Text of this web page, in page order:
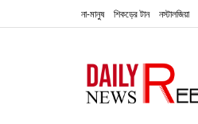
না-মানুষ শিকড়ের টান নস্টালজিয়া